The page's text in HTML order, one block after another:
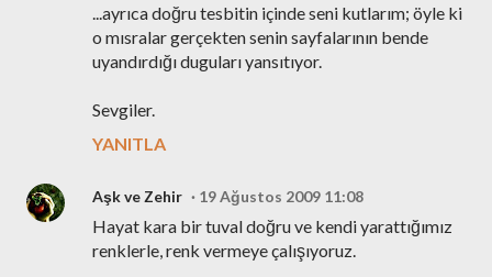
...ayrıca doğru tesbitin içinde seni kutlarım; öyle ki
o mısralar gerçekten senin sayfalarının bende
uyandırdığı duguları yansıtıyor.
Sevgiler.
YANITLA
Aşk ve Zehir 19 Ağustos 2009 11:08
Hayat kara bir tuval doğru ve kendi yarattığımız
renklerle, renk vermeye çalışıyoruz.